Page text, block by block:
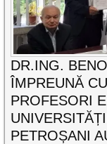
DR.ING.
ÎMPREUNĂ
PROFESORI
PETROȘANI